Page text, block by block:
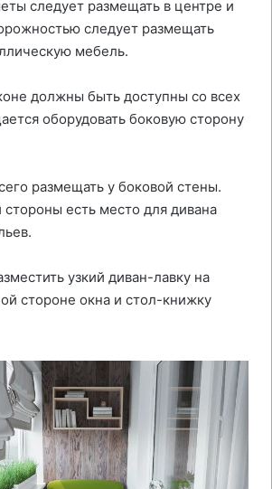
следует размещать в центре и
следует размещать
мебель.
должны быть доступны со всех
оборудовать боковую сторону
размещать у боковой стены.
есть место для дивана
узкий диван-лавку на
стороне окна и стол-книжку